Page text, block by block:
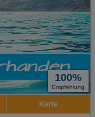
100%
Empfehlung
Karte